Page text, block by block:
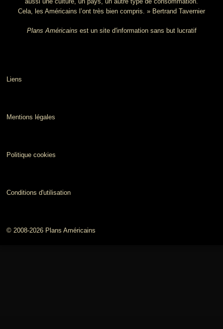
Cela, les Américains l’ont très bien compris. » Bertrand Tavernier
Plans Américains est un site d'information sans but lucratif
Liens
Mentions légales
Politique cookies
Conditions d'utilisation
© 2008-2026 Plans Américains